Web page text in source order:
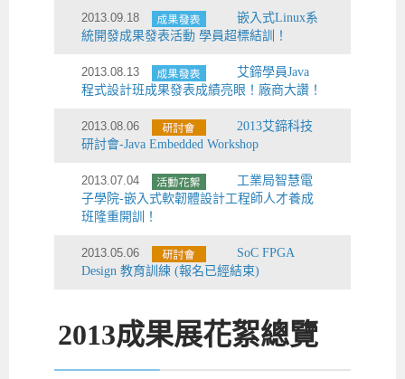
2013.09.18
嵌入式Linux系
統開發成果發表活動 學員超標結訓！
2013.08.13
艾鍗學員Java
程式設計班成果發表成績亮眼！廠商大讚！
2013.08.06
2013艾鍗科技
研討會-Java Embedded Workshop
2013.07.04
工業局智慧電
子學院-嵌入式軟韌體設計工程師人才養成
班隆重開訓！
2013.05.06
SoC FPGA
Design 教育訓練 (報名已經結束)
2013成果展花絮總覽